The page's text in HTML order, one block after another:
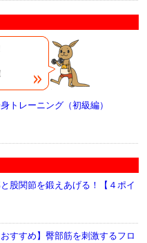
トレーニング（初級編）
と股関節を鍛えあげる！【４ポイ
おすすめ】臀部筋を刺激するフロ